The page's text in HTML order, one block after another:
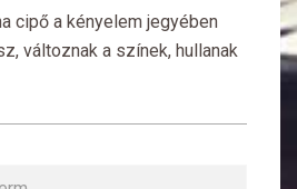
cipő a kényelem jegyében
változnak a színek, hullanak